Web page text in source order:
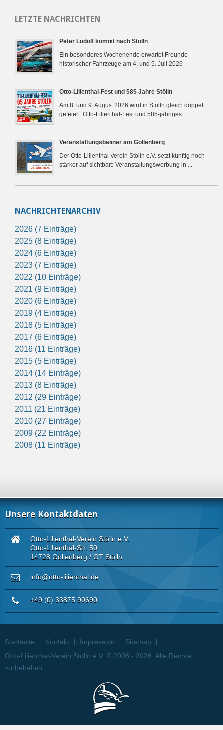
LETZTE NACHRICHTEN
Peter Ludolf kommt nach Stölln
Ein besonderes Wochenende erwartet Freunde
historischer Fahrzeuge am 4. und 5. Juli 2026
Otto-Lilienthal-Fest und 585 Jahre Stölln
Am 8. und 9. August 2026 wird in Stölln gleich doppelt
gefeiert: Otto-Lilienthal-Fest und 585-jähriges ...
Veranstaltungsbanner am Gollenberg
Der Otto-Lilienthal-Verein Stölln e.V. setzt künftig noch
stärker auf sichtbare Veranstaltungswerbung in ...
NACHRICHTENARCHIV
2026 (7 Einträge)
2025 (8 Einträge)
2024 (6 Einträge)
2023 (7 Einträge)
2022 (10 Einträge)
2021 (9 Einträge)
2020 (6 Einträge)
2019 (4 Einträge)
2018 (5 Einträge)
2017 (6 Einträge)
2016 (11 Einträge)
2015 (5 Einträge)
2014 (14 Einträge)
2013 (8 Einträge)
2012 (29 Einträge)
2011 (21 Einträge)
2010 (27 Einträge)
2009 (22 Einträge)
2008 (11 Einträge)
Unsere Kontaktdaten
Otto-Lilienthal-Verein Stölln e.V.
Otto-Lilienthal-Str. 50
14728 Gollenberg / OT Stölln
info@otto-lilienthal.de
+49 (0) 33875 90690
Startseite Kontakt Impressum
Sitemap
Otto-Lilienthal-Verein Stölln e.V. © 2008 - 2026. Alle Rechte
vorbehalten.